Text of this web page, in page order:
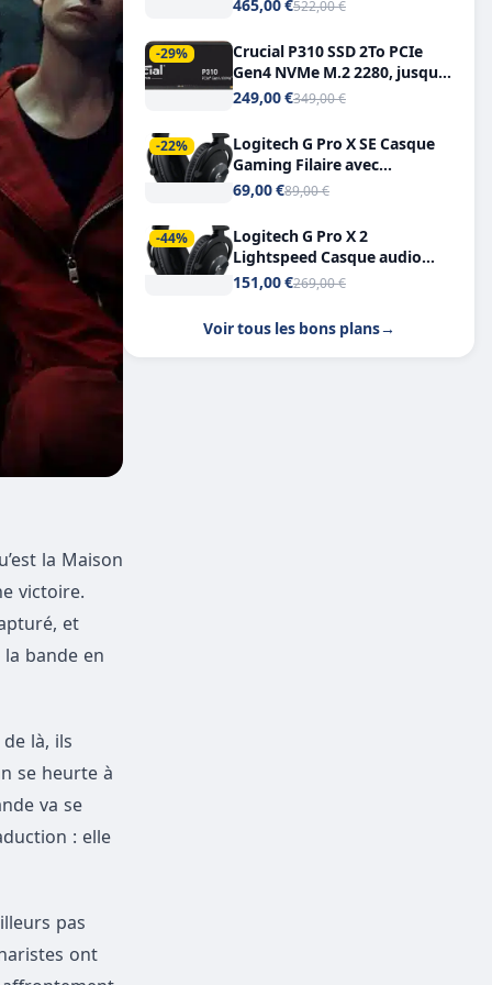
la Maison
victoire.
et
bande en
là, ils
se heurte à
va se
: elle
pas
ont
465,00 €522,00 €
-29%
Crucial P310 SSD 2To PCIe
Gen4 NVMe M.2 2280, jusqu’à
7.100 Mo/s
249,00 €349,00 €
-22%
Logitech G Pro X SE Casque
Gaming Filaire avec
Microphone Micro
7.1
69,00 €89,00 €
-44%
Logitech G Pro X 2
Lightspeed Casque audio
bluetooth
151,00 €269,00 €
Voir tous les bons plans→